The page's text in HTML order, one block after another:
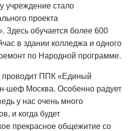
учреждение стало
проекта
Здесь обучается более 600
в здании колледжа и одного
по Народной программе.
ППК «Единый
шеф Москва. Особенно радует
у нас очень много
и когда будет
прекрасное общежитие со